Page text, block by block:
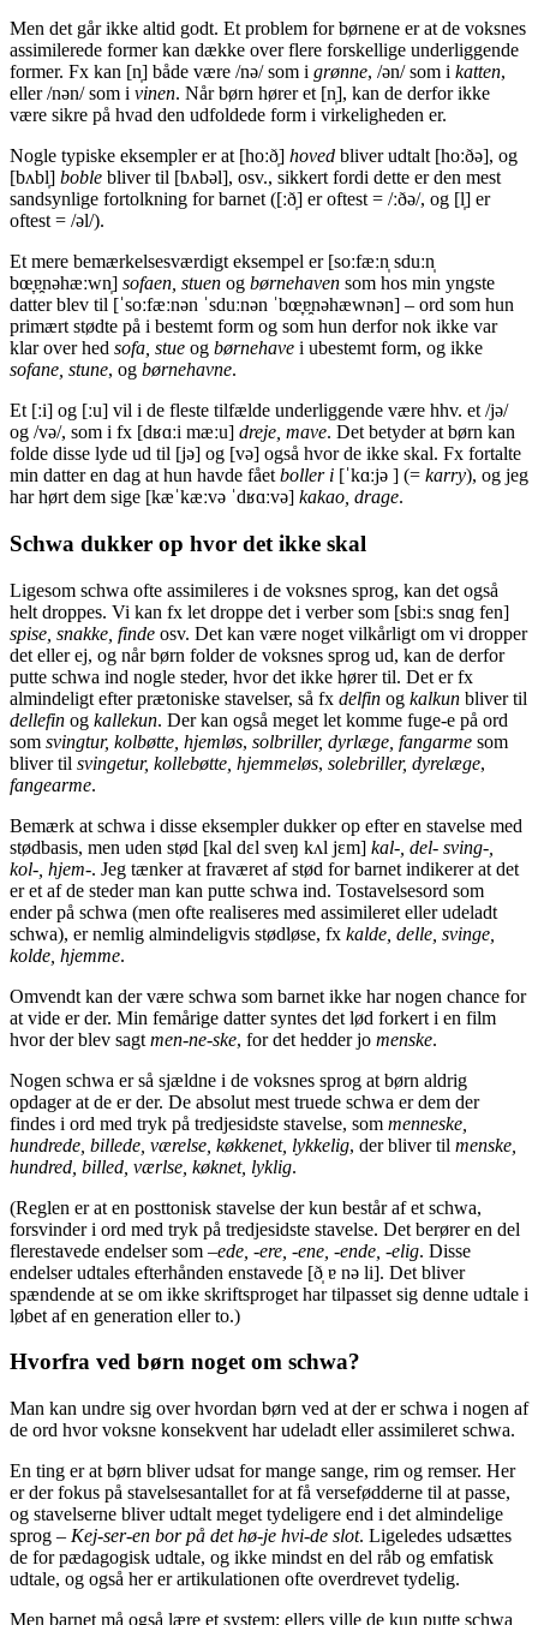
Men det går ikke altid godt. Et problem for børnene er at de voksnes
assimilerede former kan dække over flere forskellige underliggende
former. Fx kan [n̩] både være /nə/ som i grønne, /ən/ som i katten,
eller /nən/ som i vinen. Når børn hører et [n̩], kan de derfor ikke
være sikre på hvad den udfoldede form i virkeligheden er.
Nogle typiske eksempler er at [hoːð̩] hoved bliver udtalt [hoːðə], og
[bʌbl̩] boble bliver til [bʌbəl], osv., sikkert fordi dette er den mest
sandsynlige fortolkning for barnet ([ːð̩] er oftest = /ːðə/, og [l̩] er
oftest = /əl/).
Et mere bemærkelsesværdigt eksempel er [soːfæːn̩ sduːn̩
bœ̞ɐ̯nəhæːwn̩] sofaen, stuen og børnehaven som hos min yngste
datter blev til [ˈsoːfæːnən ˈsduːnən ˈbœ̞ɐ̯nəhæwnən] – ord som hun
primært stødte på i bestemt form og som hun derfor nok ikke var
klar over hed sofa, stue og børnehave i ubestemt form, og ikke
sofane, stune, og børnehavne.
Et [ːi] og [ːu] vil i de fleste tilfælde underliggende være hhv. et /jə/
og /və/, som i fx [dʁɑːi mæːu] dreje, mave. Det betyder at børn kan
folde disse lyde ud til [jə] og [və] også hvor de ikke skal. Fx fortalte
min datter en dag at hun havde fået boller i [ˈkɑːjə ] (= karry), og jeg
har hørt dem sige [kæˈkæːvə ˈdʁɑːvə] kakao, drage.
Schwa dukker op hvor det ikke skal
Ligesom schwa ofte assimileres i de voksnes sprog, kan det også
helt droppes. Vi kan fx let droppe det i verber som [sbiːs snɑg fen]
spise, snakke, finde osv. Det kan være noget vilkårligt om vi dropper
det eller ej, og når børn folder de voksnes sprog ud, kan de derfor
putte schwa ind nogle steder, hvor det ikke hører til. Det er fx
almindeligt efter prætoniske stavelser, så fx delfin og kalkun bliver til
dellefin og kallekun. Der kan også meget let komme fuge-e på ord
som svingtur, kolbøtte, hjemløs, solbriller, dyrlæge, fangarme som
bliver til svingetur, kollebøtte, hjemmeløs, solebriller, dyrelæge,
fangearme.
Bemærk at schwa i disse eksempler dukker op efter en stavelse med
stødbasis, men uden stød [kal dɛl sveŋ kʌl jɛm] kal-, del- sving-,
kol-, hjem-. Jeg tænker at fraværet af stød for barnet indikerer at det
er et af de steder man kan putte schwa ind. Tostavelsesord som
ender på schwa (men ofte realiseres med assimileret eller udeladt
schwa), er nemlig almindeligvis stødløse, fx kalde, delle, svinge,
kolde, hjemme.
Omvendt kan der være schwa som barnet ikke har nogen chance for
at vide er der. Min femårige datter syntes det lød forkert i en film
hvor der blev sagt men-ne-ske, for det hedder jo menske.
Nogen schwa er så sjældne i de voksnes sprog at børn aldrig
opdager at de er der. De absolut mest truede schwa er dem der
findes i ord med tryk på tredjesidste stavelse, som menneske,
hundrede, billede, værelse, køkkenet, lykkelig, der bliver til menske,
hundred, billed, værlse, køknet, lyklig.
(Reglen er at en posttonisk stavelse der kun består af et schwa,
forsvinder i ord med tryk på tredjesidste stavelse. Det berører en del
flerestavede endelser som –ede, -ere, -ene, -ende, -elig. Disse
endelser udtales efterhånden enstavede [ð̩ ɐ nə li]. Det bliver
spændende at se om ikke skriftsproget har tilpasset sig denne udtale i
løbet af en generation eller to.)
Hvorfra ved børn noget om schwa?
Man kan undre sig over hvordan børn ved at der er schwa i nogen af
de ord hvor voksne konsekvent har udeladt eller assimileret schwa.
En ting er at børn bliver udsat for mange sange, rim og remser. Her
er der fokus på stavelsesantallet for at få versefødderne til at passe,
og stavelserne bliver udtalt meget tydeligere end i det almindelige
sprog – Kej-ser-en bor på det hø-je hvi-de slot. Ligeledes udsættes
de for pædagogisk udtale, og ikke mindst en del råb og emfatisk
udtale, og også her er artikulationen ofte overdrevet tydelig.
Men barnet må også lære et system; ellers ville de kun putte schwa